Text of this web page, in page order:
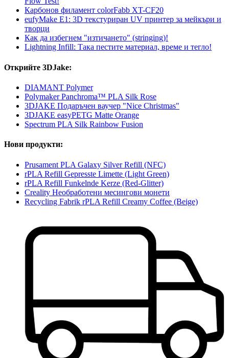
Карбонов филамент colorFabb XT-CF20
eufyMake E1: 3D текстуриран UV принтер за мейкъри и
творци
Как да избегнем "изтичането" (stringing)!
Lightning Infill: Така пестите материал, време и тегло!
Открийте 3DJake:
DIAMANT Polymer
Polymaker Panchroma™ PLA Silk Rose
3DJAKE Подаръчен ваучер "Nice Christmas"
3DJAKE easyPETG Matte Orange
Spectrum PLA Silk Rainbow Fusion
Нови продукти:
Prusament PLA Galaxy Silver Refill (NFC)
rPLA Refill Gepresste Limette (Light Green)
rPLA Refill Funkelnde Kerze (Red-Glitter)
Creality Необработени месингови монети
Recycling Fabrik rPLA Refill Creamy Coffee (Beige)